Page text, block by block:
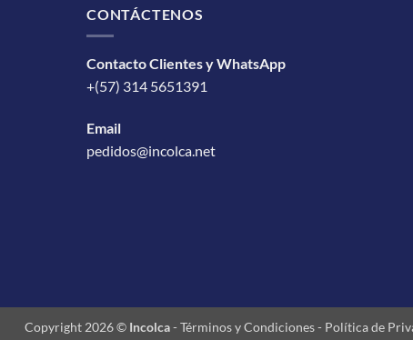
CONTÁCTENOS
Contacto Clientes y WhatsApp
+(57) 314 5651391
Email
pedidos@incolca.net
Copyright 2026 © Incolca- Términos y Condiciones- Política de